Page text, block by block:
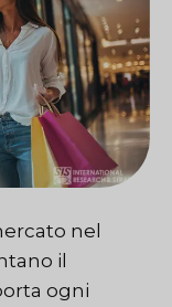
nel
il
ogni